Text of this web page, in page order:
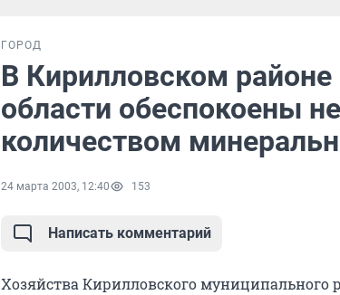
ГОРОД
В Кирилловском районе
области обеспокоены
количеством
24 марта 2003, 12:40 153
Написать комментарий
Хозяйства Кирилловского муниципального